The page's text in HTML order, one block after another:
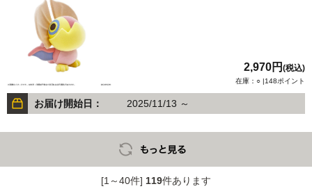
2,970円 (税込)
在庫：○ |148ポイント
お届け開始日： 2025/11/13 ～
[1～40件] 119件あります